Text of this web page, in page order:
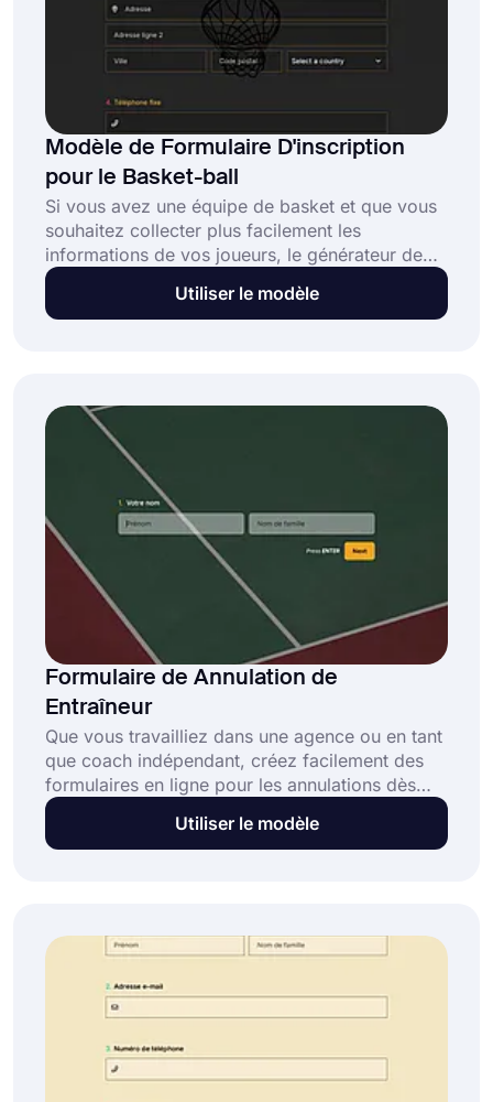
Modèle de Formulaire D'inscription
pour le Basket-ball
Si vous avez une équipe de basket et que vous
souhaitez collecter plus facilement les
informations de vos joueurs, le générateur de
formulaires forms.app vous propose le moyen
le plus pratique. Vous pouvez commencer par
codage pour créer un formulaire d'inscription
en ligne avec forms.app. De plus, c'est
totalement GRATUIT!
Utiliser le modèle
Formulaire de Annulation de
Entraîneur
Que vous travailliez dans une agence ou en tant
que coach indépendant, créez facilement des
formulaires en ligne pour les annulations dès
maintenant. Avec un formulaire d'annulation de
coach en ligne, les gens peuvent annuler leur
demande et à rendre l'ensemble du processus
beaucoup plus facile! Commencez dès
maintenant et automatisez votre flux de travail
sans effort!
Utiliser le modèle